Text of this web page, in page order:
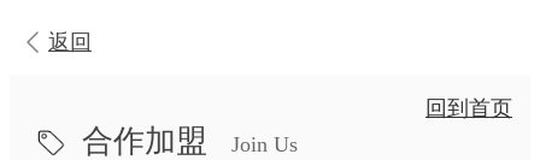
返回
回到首页
合作加盟 Join Us